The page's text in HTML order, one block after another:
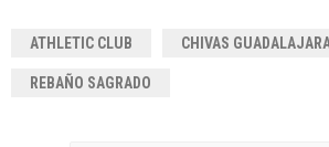
ATHLETIC CLUB CHIVAS
REBAÑO SAGRADO